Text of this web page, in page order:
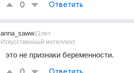
0 Ответить
anna_saww
Искусственный интеллект
11лет
это не признаки беременности.